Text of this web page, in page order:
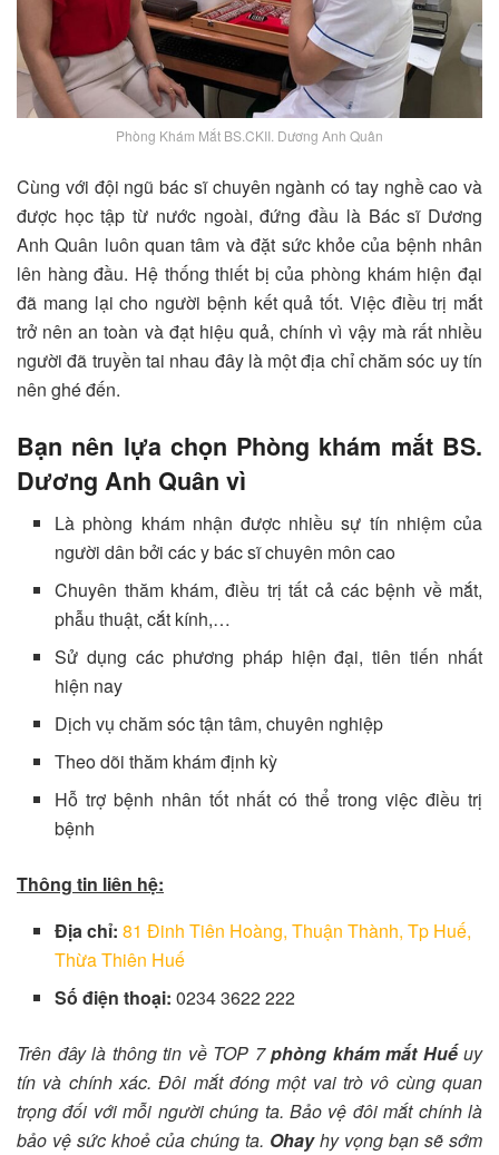
Phòng Khám Mắt BS.CKII. Dương Anh Quân
Cùng với đội ngũ bác sĩ chuyên ngành có tay nghề cao và
được học tập từ nước ngoài, đứng đầu là Bác sĩ Dương
Anh Quân luôn quan tâm và đặt sức khỏe của bệnh nhân
lên hàng đầu. Hệ thống thiết bị của phòng khám hiện đại
đã mang lại cho người bệnh kết quả tốt. Việc điều trị mắt
trở nên an toàn và đạt hiệu quả, chính vì vậy mà rất nhiều
người đã truyền tai nhau đây là một địa chỉ chăm sóc uy tín
nên ghé đến.
Bạn nên lựa chọn Phòng khám mắt BS.
Dương Anh Quân vì
Là phòng khám nhận được nhiều sự tín nhiệm của
người dân bởi các y bác sĩ chuyên môn cao
Chuyên thăm khám, điều trị tất cả các bệnh về mắt,
phẫu thuật, cắt kính,…
Sử dụng các phương pháp hiện đại, tiên tiến nhất
hiện nay
Dịch vụ chăm sóc tận tâm, chuyên nghiệp
Theo dõi thăm khám định kỳ
Hỗ trợ bệnh nhân tốt nhất có thể trong việc điều trị
bệnh
Thông tin liên hệ:
Địa chỉ:81 Đinh Tiên Hoàng, Thuận Thành, Tp Huế,
Thừa Thiên Huế
Số điện thoại:0234 3622 222
Trên đây là thông tin về TOP 7phòng khám mắt Huếuy
tín và chính xác. Đôi mắt đóng một vai trò vô cùng quan
trọng đối với mỗi người chúng ta. Bảo vệ đôi mắt chính là
bảo vệ sức khoẻ của chúng ta. Ohayhy vọng bạn sẽ sớm